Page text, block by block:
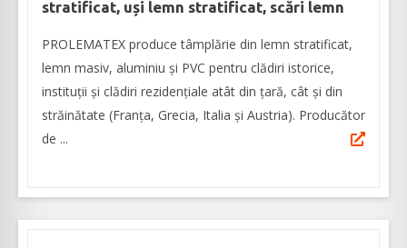
stratificat, uși lemn stratificat, scări lemn
PROLEMATEX produce tâmplărie din lemn stratificat,
lemn masiv, aluminiu și PVC pentru clădiri istorice,
instituții și clădiri rezidențiale atât din țară, cât și din
străinătate (Franța, Grecia, Italia și Austria). Producător
de ...